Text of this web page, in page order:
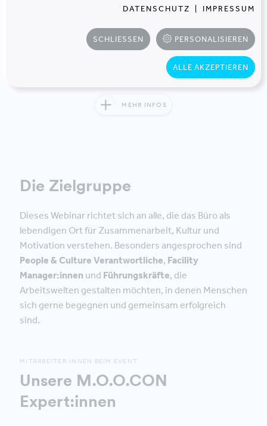
den Austausch mit anderen, die
ihre Bürokultur zukunftsfähig
MEHR INFOS
Die Zielgruppe
Dieses Webinar richtet sich an alle, die das Büro als
lebendigen Ort für Zusammenarbeit, Kultur und
Motivation verstehen. Besonders angesprochen sind
People & Culture Verantwortliche, Facility
Manager:innen und Führungskräfte, die
Arbeitswelten gestalten möchten, in denen Menschen
sich gerne begegnen und gemeinsam erfolgreich
sind.
MITARBEITER:INNEN BEIM EVENT
Unsere M.O.O.CON
Expert:innen
DATENSCHUTZ IMPRESSUM
SCHLIESSEN PERSONALISIEREN
ALLE AKZEPTIEREN